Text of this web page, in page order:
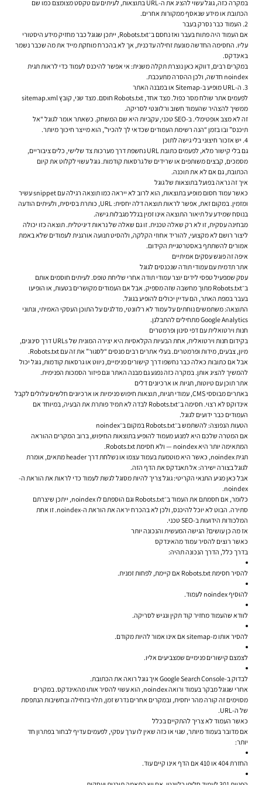
במקרה כזה, גוגל עשוי להציג את ה-URL בתוצאות, לעיתים עם טקסט מצומצם כמו שם
הכתובת או מידע שנאסף ממקורות אחרים.
2. העמוד כבר נסרק בעבר
אם העמוד היה פתוח בעבר ואז נחסם ב־Robots.txt, ייתכן שגוגל כבר מחזיק מידע היסטורי
עליו. החסימה החדשה מונעת זחילה עדכנית, אך לא בהכרח מוחקת מייד את מה שכבר נשמר
באינדקס.
במקרים רבים, דווקא כאן נוצרת תקלה משנית: אי אפשר להיכנס לעמוד כדי לראות תגית
noindex חדשה, ולכן ההסרה מתעכבת.
3. ה-URL מופיע ב-Sitemap או במבנה האתר
לפעמים אתר שולח מסר כפול. מצד אחד, Robots.txt חוסם. מצד שני, קובץ sitemap.xml
ממשיך להצהיר שהעמוד חשוב ורלוונטי לסריקה.
זה לא מצב אופטימלי. ב-SEO טכני, עקביות היא שם המשחק. כשאתר אומר לגוגל “אל
תיכנס” ובו בזמן “הנה רשימת העמודים שכדאי לך להכיר”, הוא מייצר חיכוך מיותר.
4. יש אזכור חיצוני בלי גישה לתוכן
גם בלי קישור מלא, לפעמים כתובת URL נחשפת דרך מערכות צד שלישי, כלים ציבוריים,
מסמכים, קבצים משותפים או שרידים של גרסאות קודמות. גוגל עשוי לקלוט את קיום
הכתובת, גם אם לא את תוכנה.
איך זה נראה בפועל בתוצאות של גוגל
כאשר עמוד חסום מופיע בתוצאות, הוא לרוב לא ייראה כמו תוצאה רגילה עם snippet עשיר
ומזמין. במקום זאת, אפשר לראות תוצאה דלה יחסית: URL, כותרת בסיסית, ולעיתים הודעה
בנוסח שמידע על תיאור התוצאה אינו זמין בגלל מגבלות גישה.
מבחינה עסקית, זו לא רק שאלה טכנית. זו גם שאלה של נראות דיגיטלית. תוצאה כזו יכולה
ליצור רושם לא מקצועי, להוריד אחוזי הקלקה, ולהסיט תנועה אורגנית לעמודים שלא באמת
אמורים להשתתף באסטרטגיית הקידום.
איפה זה פוגש עסקים אמיתיים
אתר תדמית עם עמודי תודה שנכנסים לגוגל
עסק שמפעיל טפסי לידים יוצר עמודי תודה אחרי שליחת טופס. לעיתים חוסמים אותם
ב־Robots.txt מתוך מחשבה שזה מספיק. אבל אם העמודים מקושרים בטעות, או הופיעו
בעבר במפת האתר, הם עדיין יכולים להופיע בגוגל.
התוצאה: משתמשים נוחתים על עמוד לא רלוונטי, מדלגים על התוכן העסקי האמיתי, ונתוני
Google Analytics מתחילים להתבלגן.
חנות וירטואלית עם דפי סינון ופרמטרים
בקידום חנות וירטואלית, אחת הבעיות הקלאסיות היא יצירה המונית של URLs דרך סינונים,
מיון, צבעים, מידות ופרמטרים. בעלי אתרים רבים מנסים “לסגור” את זה עם Robots.txt.
אבל אם כתובות כאלה כבר נחשפו דרך קישורים פנימיים, ניווט או גרסאות קודמות, גוגל יכול
להמשיך להציג אותן. במקרה כזה נפגע גם מבנה האתר וגם פיזור הסמכות הפנימית.
אתר תוכן עם טיוטות, תגיות או ארכיונים דלים
באתרים מבוססי CMS, עמודי תגיות, תוצאות חיפוש פנימיות או ארכיונים חלשים עלולים לקבל
אינדוקס לא רצוי. חסימה ב־Robots.txt לבדה לא תמיד פותרת את הבעיה, במיוחד אם
העמודים כבר ידועים לגוגל.
הטעות הנפוצה: להשתמש ב־Robots.txt במקום ב־noindex
אם המטרה שלכם היא למנוע מעמוד להופיע בתוצאות החיפוש, ברוב המקרים ההוראה
המתאימה יותר היא noindex — ולא חסימת Robots.txt.
תגית noindex, כאשר היא מוטמעת בעמוד עצמו או נשלחת דרך header מתאים, אומרת
לגוגל בצורה ישירה: אל תאנדקס את הדף הזה.
אבל כאן מגיע התנאי הקריטי: גוגל צריך להיות מסוגל לגשת לעמוד כדי לראות את הוראת ה-
noindex.
כלומר, אם חסמתם את העמוד ב־Robots.txt וגם הוספתם לו noindex, ייתכן שיצרתם
סתירה. הבוט לא יוכל להיכנס, ולכן לא בהכרח יראה את הוראת ה-noindex. זו אחת
המלכודות הידועות ב-SEO טכני.
אז מה כן עושים? הגישה המעשית והנכונה יותר
כאשר רוצים להסיר עמוד מהאינדקס
בדרך כלל, הדרך הנכונה תהיה:
להסיר חסימת Robots.txt אם קיימת, לפחות זמנית.
להוסיף noindex לעמוד.
לוודא שהעמוד מחזיר קוד תקין ונגיש לסריקה.
להסיר אותו מ-sitemap אם אינו אמור להיות מקודם.
לצמצם קישורים פנימיים שמצביעים אליו.
לבדוק ב-Google Search Console איך גוגל רואה את הכתובת.
אחרי שגוגל מבקר בעמוד ורואה noindex, הוא עשוי להסיר אותו מהאינדקס. במקרים
מסוימים זה קורה מהר יחסית, ובמקרים אחרים נדרש זמן, תלוי בזחילה ובחשיבות הנתפסת
של ה-URL.
כאשר העמוד לא צריך להתקיים בכלל
אם מדובר בעמוד מיותר, שגוי או כזה שאין לו ערך עסקי, לפעמים עדיף לבחור בפתרון חד
יותר:
החזרת 404 או 410 אם הדף אינו קיים עוד.